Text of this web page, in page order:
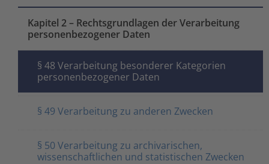
Kapitel 2 – Rechtsgrundlagen der Verarbeitung
personenbezogener Daten
§ 48 Verarbeitung besonderer Kategorien
personenbezogener Daten
§ 49 Verarbeitung zu anderen Zwecken
§ 50 Verarbeitung zu archivarischen,
wissenschaftlichen und statistischen Zwecken